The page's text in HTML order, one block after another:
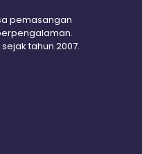
pemasangan
tahun 2007.